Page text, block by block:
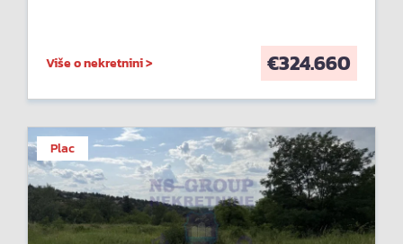
Više o nekretnini > €324.660
Plac